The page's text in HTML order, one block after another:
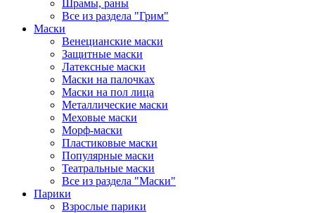
Шрамы, раны
Все из раздела "Грим"
Маски
Венецианские маски
Защитные маски
Латексные маски
Маски на палочках
Маски на пол лица
Металлические маски
Меховые маски
Морф-маски
Пластиковые маски
Популярные маски
Театральные маски
Все из раздела "Маски"
Парики
Взрослые парики